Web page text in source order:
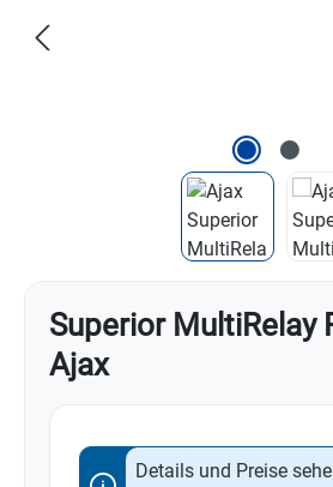
Superior MultiRelay
Ajax
Details und Preise